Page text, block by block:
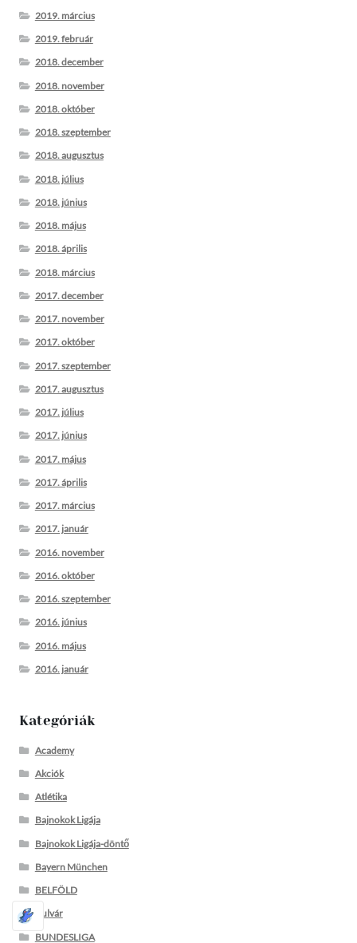
2019. március
2019. február
2018. december
2018. november
2018. október
2018. szeptember
2018. augusztus
2018. július
2018. június
2018. május
2018. április
2018. március
2017. december
2017. november
2017. október
2017. szeptember
2017. augusztus
2017. július
2017. június
2017. május
2017. április
2017. március
2017. január
2016. november
2016. október
2016. szeptember
2016. június
2016. május
2016. január
Kategóriák
Academy
Akciók
Atlétika
Bajnokok Ligája
Bajnokok Ligája-döntő
Bayern München
BELFÖLD
Bulvár
BUNDESLIGA